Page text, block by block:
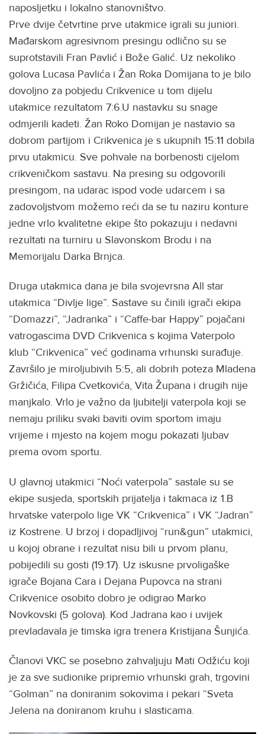
naposljetku i lokalno stanovništvo.
Prve dvije četvrtine prve utakmice igrali su juniori.
Mađarskom agresivnom presingu odlično su se
suprotstavili Fran Pavlić i Bože Galić. Uz nekoliko
golova Lucasa Pavlića i Žan Roka Domijana to je bilo
dovoljno za pobjedu Crikvenice u tom dijelu
utakmice rezultatom 7:6.U nastavku su snage
odmjerili kadeti. Žan Roko Domijan je nastavio sa
dobrom partijom i Crikvenica je s ukupnih 15:11 dobila
prvu utakmicu. Sve pohvale na borbenosti cijelom
crikveničkom sastavu. Na presing su odgovorili
presingom, na udarac ispod vode udarcem i sa
zadovoljstvom možemo reći da se tu naziru konture
jedne vrlo kvalitetne ekipe što pokazuju i nedavni
rezultati na turniru u Slavonskom Brodu i na
Memorijalu Darka Brnjca.
Druga utakmica dana je bila svojevrsna All star
utakmica “Divlje lige”. Sastave su činili igrači ekipa
“Domazzi”, “Jadranka” i “Caffe-bar Happy” pojačani
vatrogascima DVD Crikvenica s kojima Vaterpolo
klub “Crikvenica” već godinama vrhunski surađuje.
Završilo je miroljubivih 5:5, ali dobrih poteza Mladena
Gržičića, Filipa Cvetkovića, Vita Župana i drugih nije
manjkalo. Vrlo je važno da ljubitelji vaterpola koji se
nemaju priliku svaki baviti ovim sportom imaju
vrijeme i mjesto na kojem mogu pokazati ljubav
prema ovom sportu.
U glavnoj utakmici “Noći vaterpola” sastale su se
ekipe susjeda, sportskih prijatelja i takmaca iz 1.B
hrvatske vaterpolo lige VK “Crikvenica” i VK “Jadran”
iz Kostrene. U brzoj i dopadljivoj “run&gun” utakmici,
u kojoj obrane i rezultat nisu bili u prvom planu,
pobijedili su gosti (19:17). Uz iskusne prvoligaške
igrače Bojana Cara i Dejana Pupovca na strani
Crikvenice osobito dobro je odigrao Marko
Novkovski (5 golova). Kod Jadrana kao i uvijek
prevladavala je timska igra trenera Kristijana Šunjića.
Članovi VKC se posebno zahvaljuju Mati Odžiću koji
je za sve sudionike pripremio vrhunski grah, trgovini
“Golman” na doniranim sokovima i pekari “Sveta
Jelena na doniranom kruhu i slasticama.